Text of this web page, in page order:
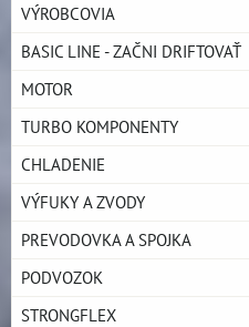
VÝROBCOVIA
BASIC LINE - ZAČNI DRIFTOVAŤ
MOTOR
TURBO KOMPONENTY
CHLADENIE
VÝFUKY A ZVODY
PREVODOVKA A SPOJKA
PODVOZOK
STRONGFLEX